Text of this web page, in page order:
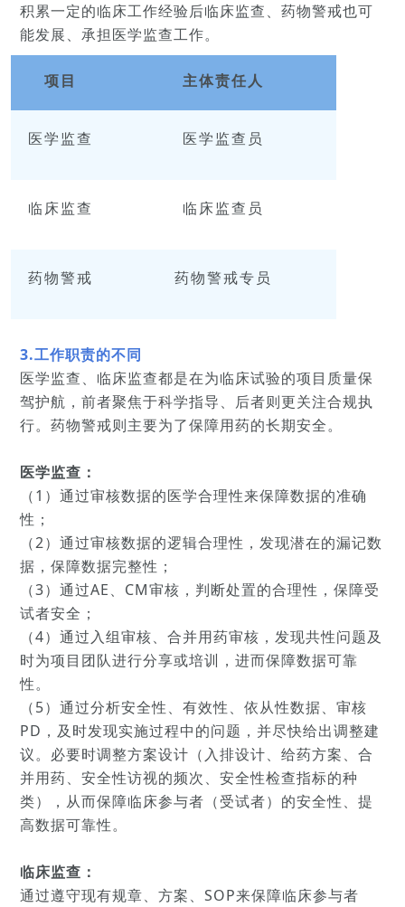
积累一定的临床工作经验后临床监查、药物警戒也可
能发展、承担医学监查工作。
项目 主体责任人
医学监查 医学监查员
临床监查 临床监查员
药物警戒 药物警戒专员
3.工作职责的不同
医学监查、临床监查都是在为临床试验的项目质量保
驾护航，前者聚焦于科学指导、后者则更关注合规执
行。药物警戒则主要为了保障用药的长期安全。
医学监查：
（1）通过审核数据的医学合理性来保障数据的准确
性；
（2）通过审核数据的逻辑合理性，发现潜在的漏记数
据，保障数据完整性；
（3）通过AE、CM审核，判断处置的合理性，保障受
试者安全；
（4）通过入组审核、合并用药审核，发现共性问题及
时为项目团队进行分享或培训，进而保障数据可靠
性。
（5）通过分析安全性、有效性、依从性数据、审核
PD，及时发现实施过程中的问题，并尽快给出调整建
议。必要时调整方案设计（入排设计、给药方案、合
并用药、安全性访视的频次、安全性检查指标的种
类），从而保障临床参与者（受试者）的安全性、提
高数据可靠性。
临床监查：
通过遵守现有规章、方案、SOP来保障临床参与者